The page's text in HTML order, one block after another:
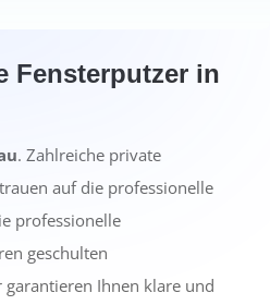
Fensterputzer in
. Zahlreiche private
auf die professionelle
professionelle
geschulten
garantieren Ihnen klare und